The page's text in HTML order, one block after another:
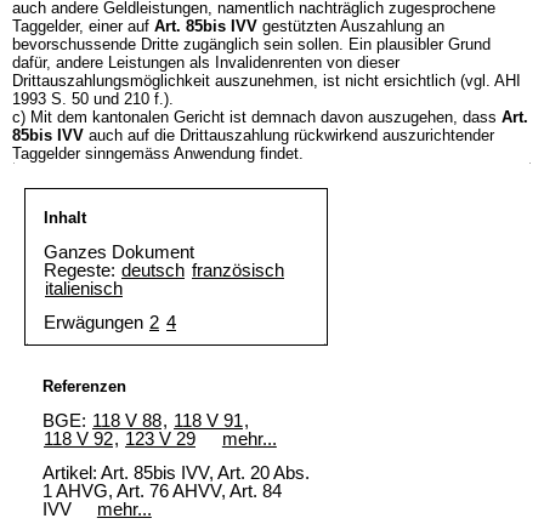
auch andere Geldleistungen, namentlich nachträglich zugesprochene
Taggelder, einer auf Art. 85bis IVV gestützten Auszahlung an
bevorschussende Dritte zugänglich sein sollen. Ein plausibler Grund
dafür, andere Leistungen als Invalidenrenten von dieser
Drittauszahlungsmöglichkeit auszunehmen, ist nicht ersichtlich (vgl. AHI
1993 S. 50 und 210 f.).
c) Mit dem kantonalen Gericht ist demnach davon auszugehen, dass Art.
85bis IVV auch auf die Drittauszahlung rückwirkend auszurichtender
Taggelder sinngemäss Anwendung findet.
Inhalt
Ganzes Dokument
Regeste: deutsch französisch
italienisch
Erwägungen 2 4
Referenzen
BGE: 118 V 88, 118 V 91,
118 V 92, 123 V 29
mehr...
Artikel: Art. 85bis IVV, Art. 20 Abs.
1 AHVG, Art. 76 AHVV, Art. 84
IVV
mehr...